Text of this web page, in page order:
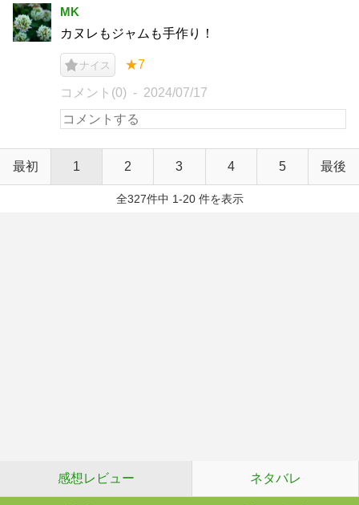
MK
カヌレもジャムも手作り！
ナイス ★7
コメント(0) 2024/07/17
最初 1 2 3 4 5 最後
全327件中 1-20 件を表示
感想レビュー ネタバレ